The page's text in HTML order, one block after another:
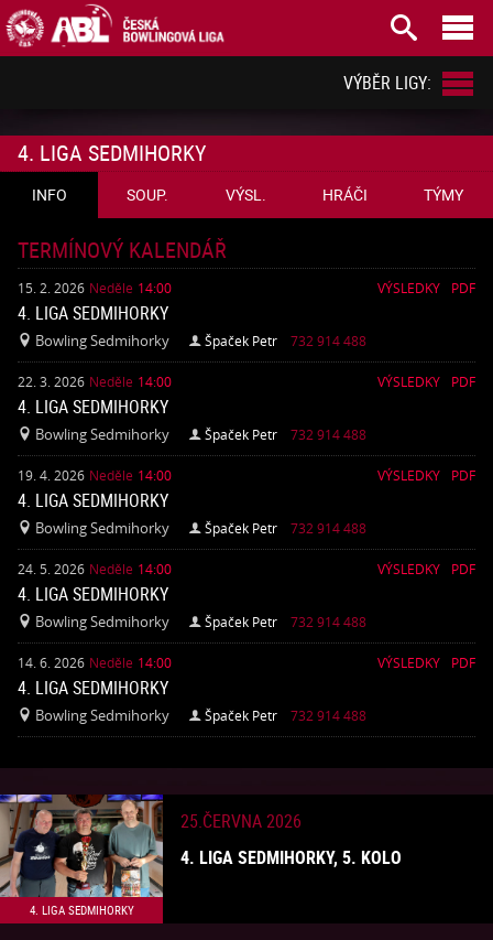
 
VÝBĚR LIGY: 
4. LIGA SEDMIHORKY
INFO SOUP. VÝSL. HRÁČI TÝMY
TERMÍNOVÝ KALENDÁŘ
15. 2. 2026 Neděle 14:00
4. LIGA SEDMIHORKY
 Bowling Sedmihorky  Špaček Petr 732 914 488
VÝSLEDKY PDF
22. 3. 2026 Neděle 14:00
4. LIGA SEDMIHORKY
 Bowling Sedmihorky  Špaček Petr 732 914 488
VÝSLEDKY PDF
19. 4. 2026 Neděle 14:00
4. LIGA SEDMIHORKY
 Bowling Sedmihorky  Špaček Petr 732 914 488
VÝSLEDKY PDF
24. 5. 2026 Neděle 14:00
4. LIGA SEDMIHORKY
 Bowling Sedmihorky  Špaček Petr 732 914 488
VÝSLEDKY PDF
14. 6. 2026 Neděle 14:00
4. LIGA SEDMIHORKY
 Bowling Sedmihorky  Špaček Petr 732 914 488
VÝSLEDKY PDF
4. LIGA SEDMIHORKY
4. LIGA SEDMIHORKY, 5. KOLO
25.ČERVNA 2026